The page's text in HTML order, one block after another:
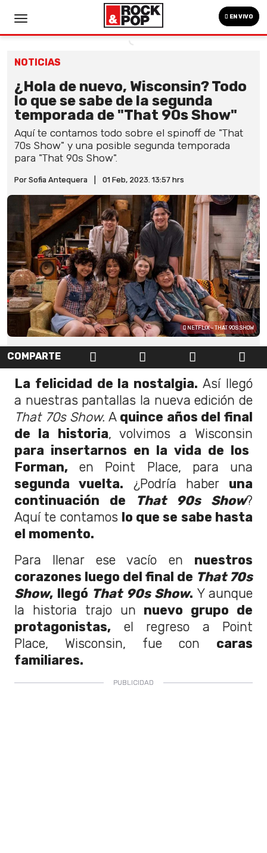
EN VIVO
NOTICIAS
¿Hola de nuevo, Wisconsin? Todo
lo que se sabe de la segunda
temporada de "That 90s Show"
Aquí te contamos todo sobre el spinoff de "That
70s Show" y una posible segunda temporada
para "That 90s Show".
Por Sofia Antequera 01 Feb, 2023. 13:57 hrs
NETFLIX - THAT 90S SHOW
COMPARTE
La felicidad de la nostalgia. Así llegó
a nuestras pantallas la nueva edición de
That 70s Show. A quince años del final
de la historia, volvimos a Wisconsin
para insertarnos en la vida de los
Forman, en Point Place, para una
segunda vuelta. ¿Podría haber una
continuación de
That 90s Show?
Aquí te contamos lo que se sabe hasta
el momento.
Para llenar ese vacío en nuestros
corazones luego del final de That 70s
Show, llegó That 90s Show. Y aunque
la historia trajo un nuevo grupo de
protagonistas, el regreso a Point
Place, Wisconsin, fue con caras
familiares.